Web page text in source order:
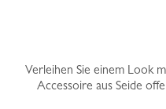
Verleihen Sie einem Look
Accessoire aus Seide